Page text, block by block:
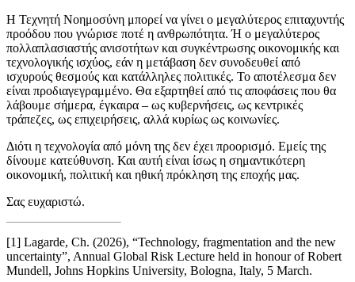
Η Τεχνητή Νοημοσύνη μπορεί να γίνει ο μεγαλύτερος επιταχυντής
προόδου που γνώρισε ποτέ η ανθρωπότητα. Ή ο μεγαλύτερος
πολλαπλασιαστής ανισοτήτων και συγκέντρωσης οικονομικής και
τεχνολογικής ισχύος, εάν η μετάβαση δεν συνοδευθεί από
ισχυρούς θεσμούς και κατάλληλες πολιτικές. Το αποτέλεσμα δεν
είναι προδιαγεγραμμένο. Θα εξαρτηθεί από τις αποφάσεις που θα
λάβουμε σήμερα, έγκαιρα – ως κυβερνήσεις, ως κεντρικές
τράπεζες, ως επιχειρήσεις, αλλά κυρίως ως κοινωνίες.
Διότι η τεχνολογία από μόνη της δεν έχει προορισμό. Εμείς της
δίνουμε κατεύθυνση. Και αυτή είναι ίσως η σημαντικότερη
οικονομική, πολιτική και ηθική πρόκληση της εποχής μας.
Σας ευχαριστώ.
[1] Lagarde, Ch. (2026), “Technology, fragmentation and the new
uncertainty”, Annual Global Risk Lecture held in honour of Robert
Mundell, Johns Hopkins University, Bologna, Italy, 5 March.